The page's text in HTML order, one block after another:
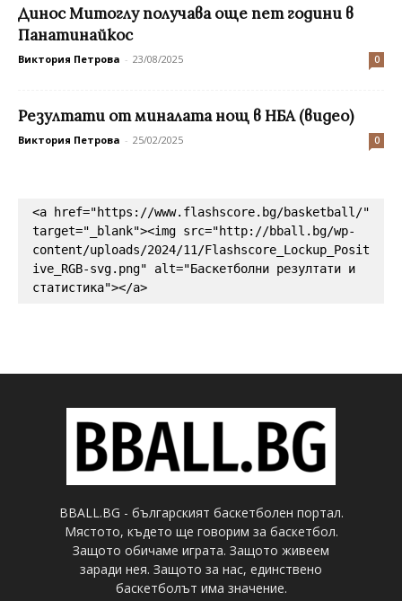
Динос Митоглу получава още пет години в
Панатинайкос
Виктория Петрова - 23/08/2025 0
Резултати от миналата нощ в НБА (видео)
Виктория Петрова - 25/02/2025 0
<a href="https://www.flashscore.bg/basketball/"
target="_blank"><img src="http://bball.bg/wp-
content/uploads/2024/11/Flashscore_Lockup_Posit
ive_RGB-svg.png" alt="Баскетболни резултати и
статистика"></a>
BBALL.BG - българският баскетболен портал.
Мястото, където ще говорим за баскетбол.
Защото обичаме играта. Защото живеем
заради нея. Защото за нас, единствено
баскетболът има значение.